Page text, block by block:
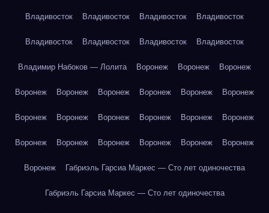
Владивосток Владивосток Владивосток Владивосток
Владивосток Владивосток Владивосток Владивосток
Владимир Набоков — Лолита Воронеж Воронеж Воронеж
Воронеж Воронеж Воронеж Воронеж Воронеж Воронеж
Воронеж Воронеж Воронеж Воронеж Воронеж Воронеж
Воронеж Воронеж Воронеж Воронеж Воронеж Воронеж
Воронеж Габриэль Гарсиа Маркес — Сто лет одиночества
Габриэль Гарсиа Маркес — Сто лет одиночества